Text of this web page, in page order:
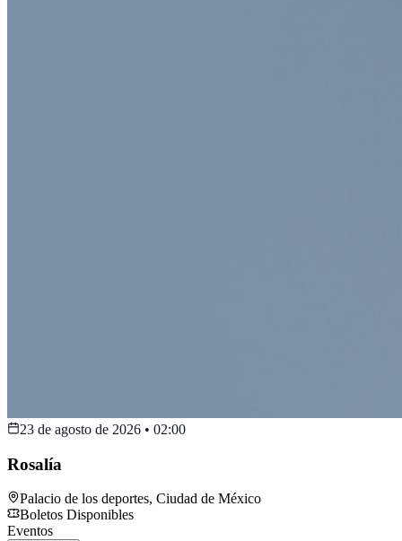
23 de agosto de 2026 • 02:00
Rosalía
Palacio de los deportes, Ciudad de México
Boletos Disponibles
Eventos